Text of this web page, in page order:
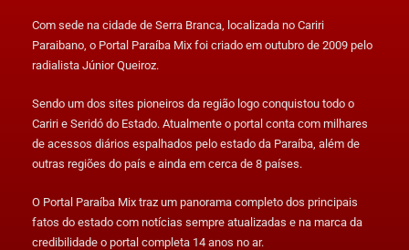
Com sede na cidade de Serra Branca, localizada no Cariri
Paraibano, o Portal Paraíba Mix foi criado em outubro de 2009 pelo
radialista Júnior Queiroz.
Sendo um dos sites pioneiros da região logo conquistou todo o
Cariri e Seridó do Estado. Atualmente o portal conta com milhares
de acessos diários espalhados pelo estado da Paraíba, além de
outras regiões do país e ainda em cerca de 8 países.
O Portal Paraíba Mix traz um panorama completo dos principais
fatos do estado com notícias sempre atualizadas e na marca da
credibilidade o portal completa 14 anos no ar.